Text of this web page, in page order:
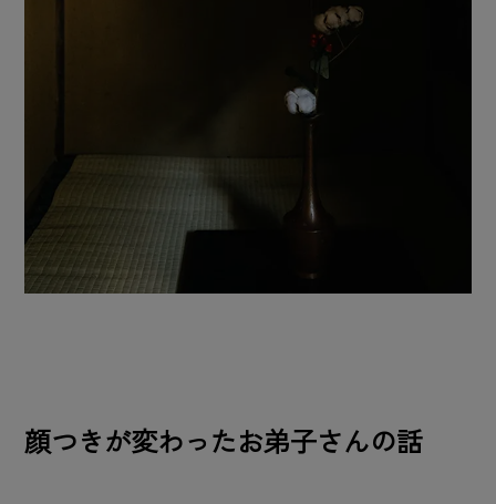
顔つきが変わったお弟子さんの話